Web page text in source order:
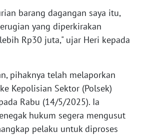
barang dagangan saya itu,
yang diperkirakan
Rp30 juta," ujar Heri kepada
pihaknya telah melaporkan
Kepolisian Sektor (Polsek)
Rabu (14/5/2025). Ia
hukum segera mengusut
pelaku untuk diproses